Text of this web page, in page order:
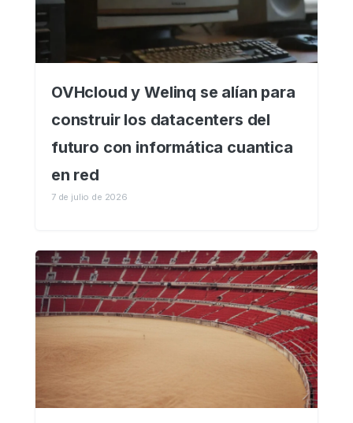
OVHcloud y Welinq se alían para
construir los datacenters del
futuro con informática cuantica
en red
7 de julio de 2026